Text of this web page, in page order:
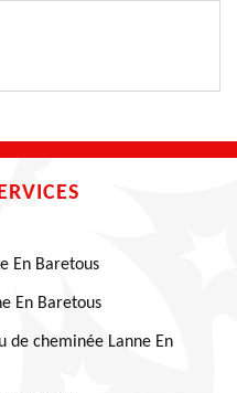
En Baretous
En Baretous
de cheminée Lanne En